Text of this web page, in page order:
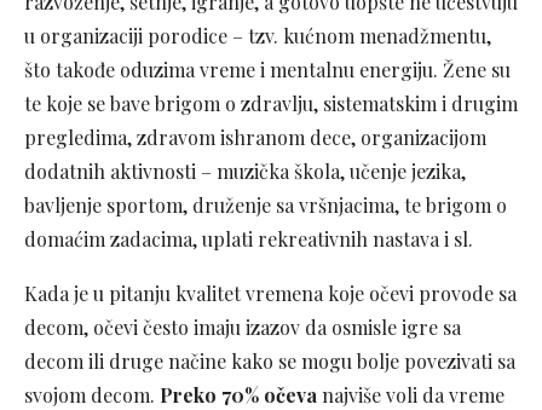
u organizaciji porodice – tzv. kućnom menadžmentu,
što takođe oduzima vreme i mentalnu energiju. Žene su
te koje se bave brigom o zdravlju, sistematskim i drugim
pregledima, zdravom ishranom dece, organizacijom
dodatnih aktivnosti – muzička škola, učenje jezika,
bavljenje sportom, druženje sa vršnjacima, te brigom o
domaćim zadacima, uplati rekreativnih nastava i sl.
Kada je u pitanju kvalitet vremena koje očevi provode sa
decom, očevi često imaju izazov da osmisle igre sa
decom ili druge načine kako se mogu bolje povezivati sa
svojom decom. Preko 70% očevanajviše voli da vreme